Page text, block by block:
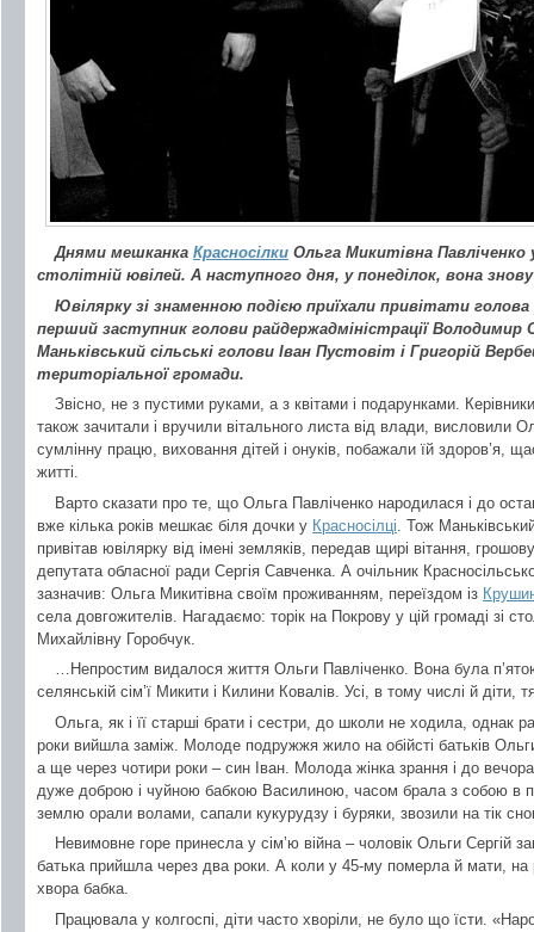
Днями мешканка Красносілки Ольга Микитівна Павліченко
столітній ювілей. А наступного дня, у понеділок, вона
Ювілярку зі знаменною подією приїхали привітати
перший заступник голови райдержадміністрації Володимир
Маньківський сільські голови Іван Пустовіт і Григорій
територіальної громади.
Звісно, не з пустими руками, а з квітами і подарунками.
також зачитали і вручили вітального листа від влади, висловили
сумлінну працю, виховання дітей і онуків, побажали їй здоров’я,
житті.
Варто сказати про те, що Ольга Павліченко народилася і до
вже кілька років мешкає біля дочки у Красносілці . Тож
привітав ювілярку від імені земляків, передав щирі вітання,
депутата обласної ради Сергія Савченка. А очільник
зазначив: Ольга Микитівна своїм проживанням, переїздом із
села довгожителів. Нагадаємо: торік на Покрову у цій громаді зі
Михайлівну Горобчук.
…Непростим видалося життя Ольги Павліченко. Вона була
селянській сім’ї Микити і Килини Ковалів. Усі, в тому числі й діти,
Ольга, як і її старші брати і сестри, до школи не ходила, однак
роки вийшла заміж. Молоде подружжя жило на обійсті батьків
а ще через чотири роки – син Іван. Молода жінка зрання і до
дуже доброю і чуйною бабкою Василиною, часом брала з собою в
землю орали волами, сапали кукурудзу і буряки, звозили на тік
Невимовне горе принесла у сім’ю війна – чоловік Ольги Сергій
батька прийшла через два роки. А коли у 45-му померла й мати, на
хвора бабка.
Працювала у колгоспі, діти часто хворіли, не було що їсти.